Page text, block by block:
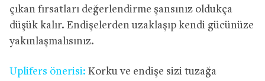
çıkan fırsatları değerlendirme şansınız oldukça
düşük kalır. Endişelerden uzaklaşıp kendi gücünüze
yakınlaşmalısınız.
Uplifers önerisi: Korku ve endişe sizi tuzağa